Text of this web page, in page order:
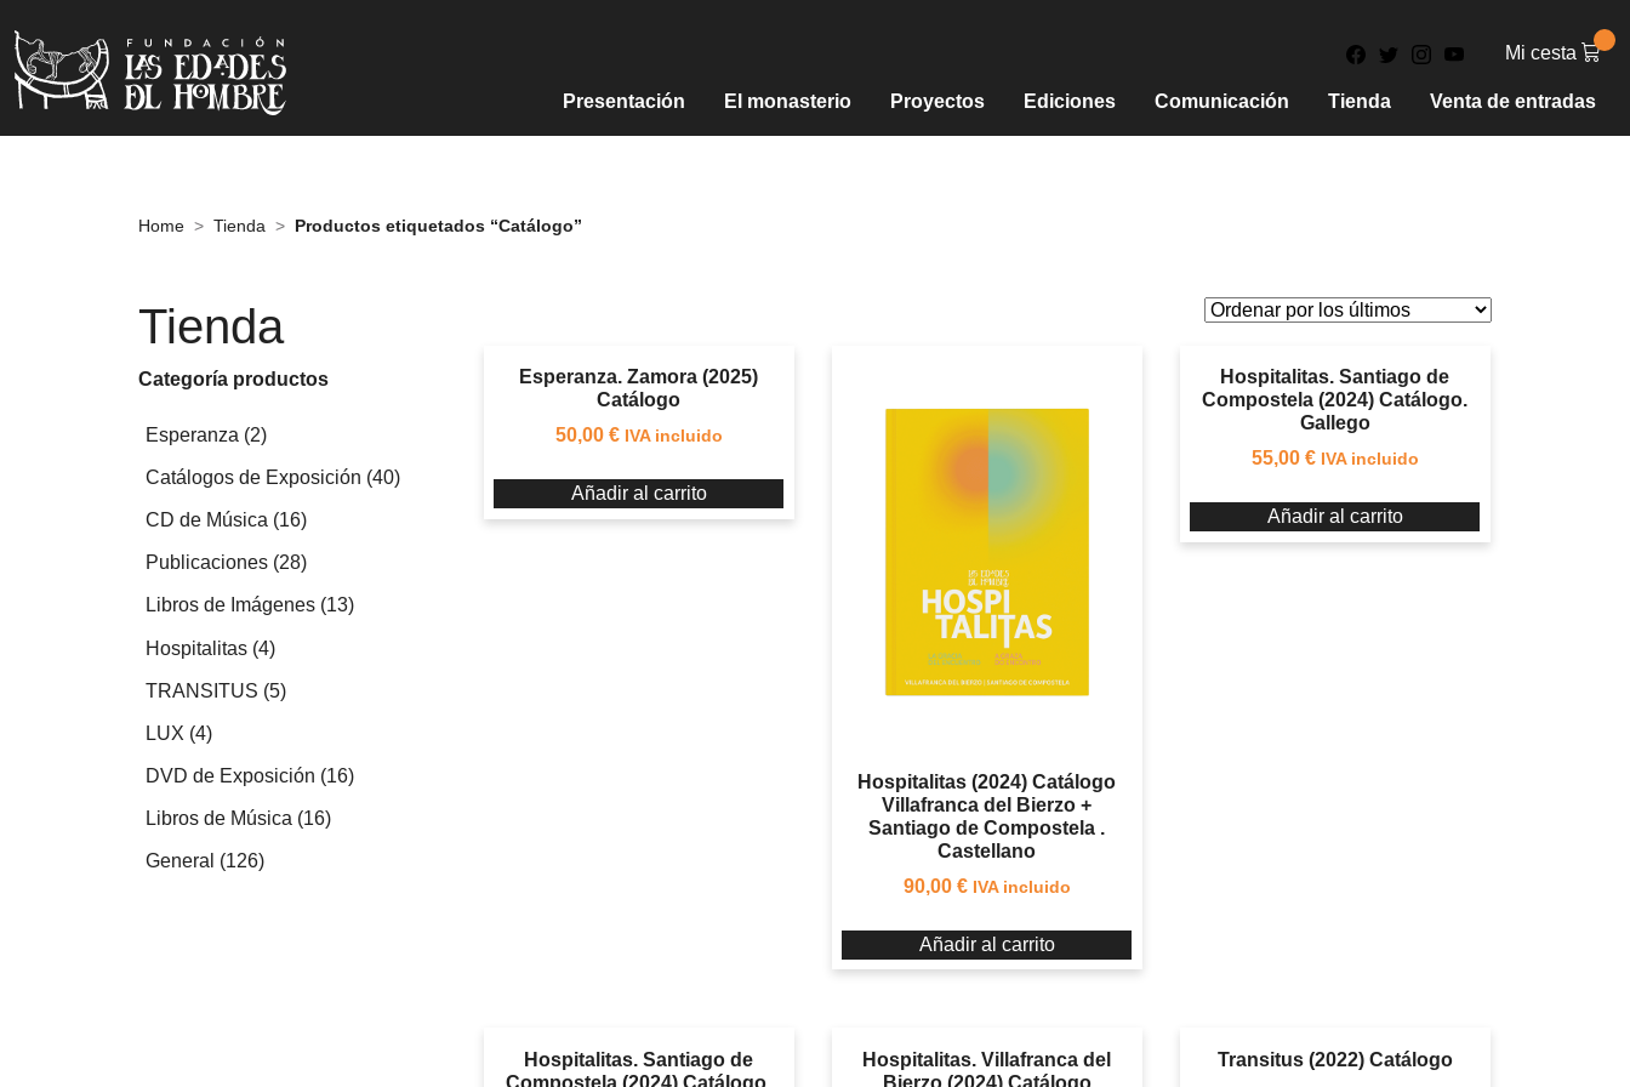
Mi cesta
Presentación El monasterio Proyectos Ediciones Comunicación Tienda Venta de entradas
Home Tienda Productos etiquetados “Catálogo”
Tienda
Categoría productos
Esperanza 22
Catálogos de Exposición 4040
CD de Música 1616
Publicaciones 2828
Libros de Imágenes 1313
Hospitalitas 44
TRANSITUS 55
LUX 44
DVD de Exposición 1616
Libros de Música 1616
General 126126
Esperanza. Zamora (2025)
Catálogo
50,00 € IVA incluido
Añadir al carrito
Hospitalitas (2024) Catálogo
Villafranca del Bierzo +
Santiago de Compostela .
Castellano
90,00 € IVA incluido
Añadir al carrito
Hospitalitas. Santiago de
Compostela (2024) Catálogo.
Gallego
55,00 € IVA incluido
Añadir al carrito
Hospitalitas. Santiago de
Compostela (2024) Catálogo.
Hospitalitas. Villafranca del
Bierzo (2024) Catálogo
Transitus (2022) Catálogo